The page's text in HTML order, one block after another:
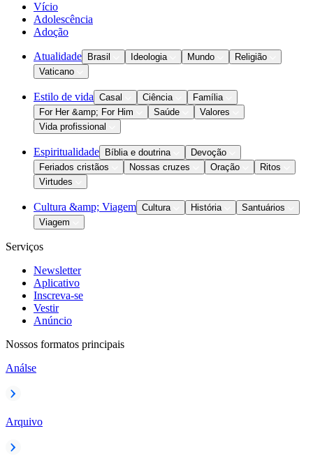
Vício
Adolescência
Adoção
Atualidade Brasil Ideologia Mundo
Religião
Vaticano
Estilo de vida Casal Ciência
Família
For Her &amp; For Him
Saúde
Valores
Vida profissional
Espiritualidade Bíblia e doutrina
Devoção
Feriados cristãos
Nossas cruzes Oração
Ritos
Virtudes
Cultura &amp; Viagem Cultura História
Santuários
Viagem
Serviços
Newsletter
Aplicativo
Inscreva-se
Vestir
Anúncio
Nossos formatos principais
Análse
Arquivo